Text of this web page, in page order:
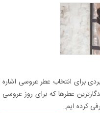
برای انتخاب عطر عروسی اشاره
عطرها که برای روز عروسی
کرده ایم.